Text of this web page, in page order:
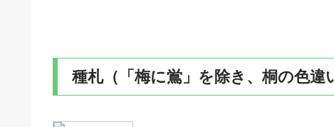
種札（「梅に鴬」を除き、桐の色